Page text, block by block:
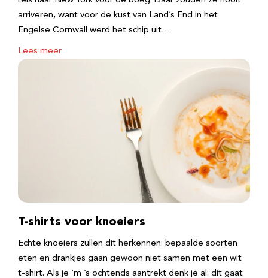
arriveren, want voor de kust van Land’s End in het
Engelse Cornwall werd het schip uit…
Lees meer
T-shirts voor knoeiers
Echte knoeiers zullen dit herkennen: bepaalde soorten
eten en drankjes gaan gewoon niet samen met een wit
t-shirt. Als je ‘m ’s ochtends aantrekt denk je al: dit gaat